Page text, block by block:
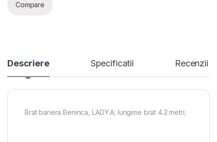
Compare
Descriere Specificatii Recenzii
Brat bariera Beninca, LADY.A; lungime brat 4.2 metri;